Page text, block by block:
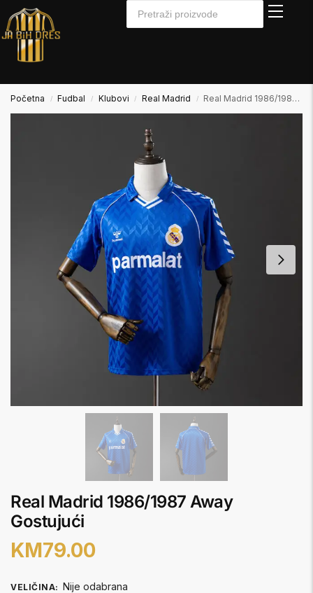
Početna / Fudbal / Klubovi / Real Madrid / Real Madrid 1986/1987 Away Gostujući
Real Madrid 1986/1987 Away
Gostujući
KM79.00
VELIČINA: Nije odabrana